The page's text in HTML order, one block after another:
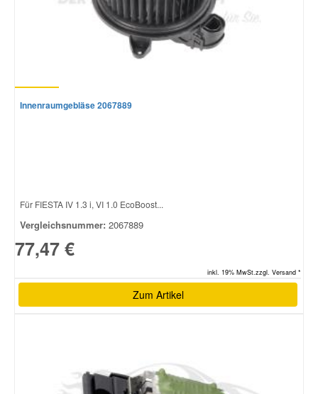
Innenraumgebläse 2067889
Für FIESTA IV 1.3 i, VI 1.0 EcoBoost...
Vergleichsnummer: 2067889
77,47 €
inkl. 19% MwSt.zzgl. Versand *
Zum Artikel